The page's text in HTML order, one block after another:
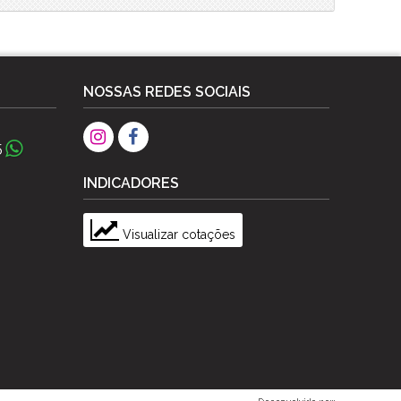
NOSSAS REDES SOCIAIS
INDICADORES
Visualizar cotações